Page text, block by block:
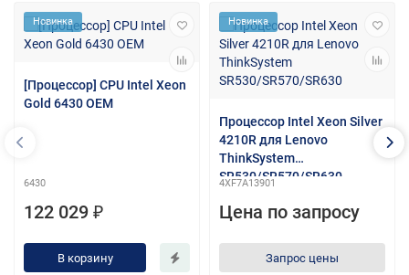
Новинка
[Процессор] CPU Intel Xeon
Gold 6430 OEM
6430
122 029 ₽
В корзину
Новинка
Процессор Intel Xeon Silver
4210R для Lenovo
ThinkSystem
SR530/SR570/SR630
4XF7A13901
Цена по запросу
Запрос цены